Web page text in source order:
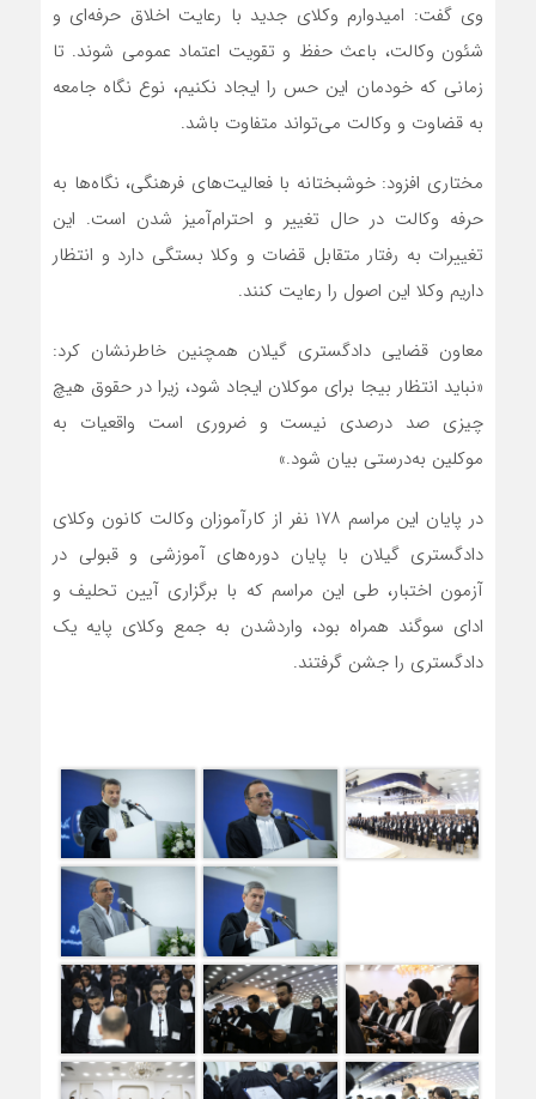
وی گفت: امیدوارم وکلای جدید با رعایت اخلاق حرفه‌ای و
شئون وکالت، باعث حفظ و تقویت اعتماد عمومی شوند. تا
زمانی که خودمان این حس را ایجاد نکنیم، نوع نگاه جامعه
به قضاوت و وکالت می‌تواند متفاوت باشد.
مختاری افزود: خوشبختانه با فعالیت‌های فرهنگی، نگاه‌ها به
حرفه وکالت در حال تغییر و احترام‌آمیز شدن است. این
تغییرات به رفتار متقابل قضات و وکلا بستگی دارد و انتظار
داریم وکلا این اصول را رعایت کنند.
معاون قضایی دادگستری گیلان همچنین خاطرنشان کرد:
«نباید انتظار بیجا برای موکلان ایجاد شود، زیرا در حقوق هیچ
چیزی صد درصدی نیست و ضروری است واقعیات به
موکلین به‌درستی بیان شود.»
در پایان این مراسم ۱۷۸ نفر از کارآموزان وکالت کانون وکلای
دادگستری گیلان با پایان دوره‌های آموزشی و قبولی در
آزمون اختبار، طی این مراسم که با برگزاری آیین تحلیف و
ادای سوگند همراه بود، واردشدن به جمع وکلای پایه یک
دادگستری را جشن گرفتند.